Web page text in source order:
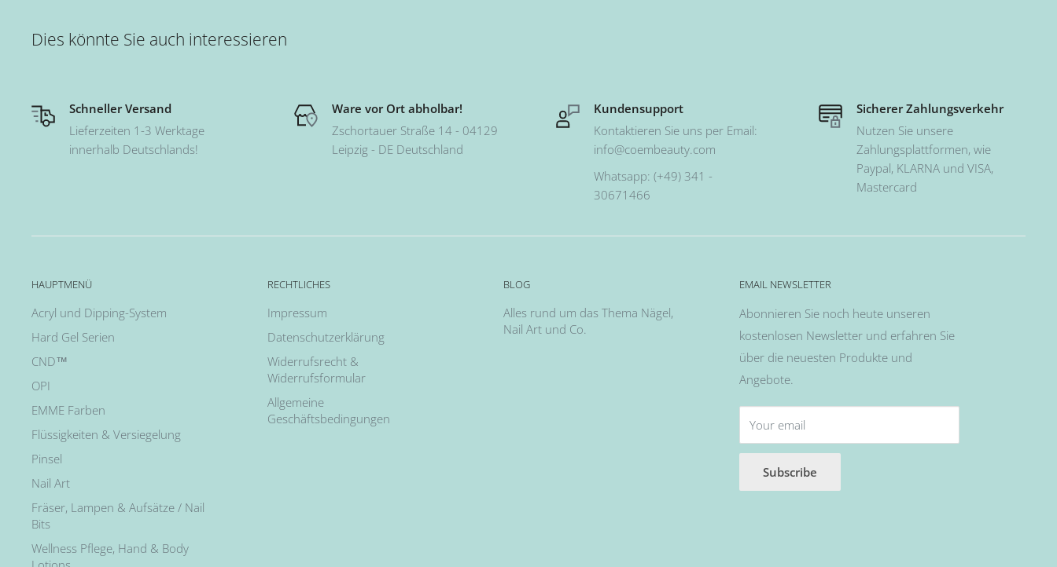
Dies könnte Sie auch interessieren
Schneller Versand
Lieferzeiten 1-3 Werktage
innerhalb Deutschlands!
Ware vor Ort abholbar!
Zschortauer Straße 14 - 04129
Leipzig - DE Deutschland
Kundensupport
Kontaktieren Sie uns per Email:
info@coembeauty.com
Whatsapp: (+49) 341 -
30671466
Sicherer Zahlungsverkehr
Nutzen Sie unsere
Zahlungsplattformen, wie
Paypal, KLARNA und VISA,
Mastercard
HAUPTMENÜ
Acryl und Dipping-System
Hard Gel Serien
CND™
OPI
EMME Farben
Flüssigkeiten & Versiegelung
Pinsel
Nail Art
Fräser, Lampen & Aufsätze / Nail
Bits
Wellness Pflege, Hand & Body
RECHTLICHES
Impressum
Datenschutzerklärung
Widerrufsrecht &
Widerrufsformular
Allgemeine
Geschäftsbedingungen
BLOG
Alles rund um das Thema Nägel,
Nail Art und Co.
EMAIL NEWSLETTER
Abonnieren Sie noch heute unseren
kostenlosen Newsletter und erfahren Sie
über die neuesten Produkte und
Angebote.
Your email
Subscribe